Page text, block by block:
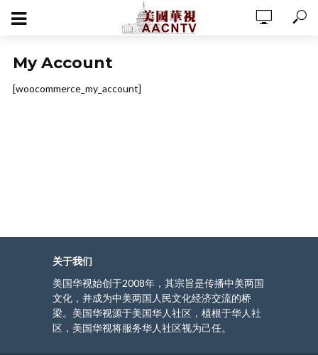
My Account
[woocommerce_my_account]
关于我们
美国华视始创于2008年，其宗旨是传播中美两国
文化，并成为中美两国人民文化经济交流的桥
梁。美国华视源于美国华人社区，植根于华人社
区，美国华视将服务华人社区视为己任。